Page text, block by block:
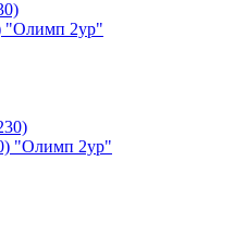
"Олимп 2ур"
"Олимп 2ур"